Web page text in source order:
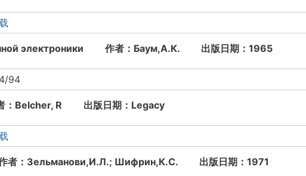
электроники 作者：Баум,А.К. 出版日期：1965
94
Belcher, R 出版日期：Legacy
者：Зельманови,И.Л.; Шифрин,К.С. 出版日期：1971